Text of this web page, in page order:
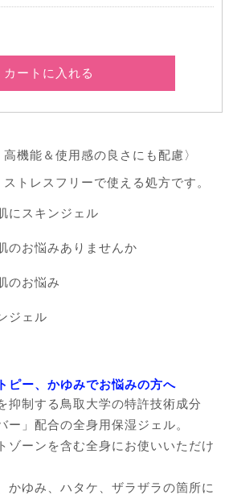
カートに入れる
高機能＆使用感の良さにも配慮〉
トレスフリーで使える処方です。
ピー、かゆみでお悩みの方へ
抑制する鳥取大学の特許技術成分
ー」配合の全身用保湿ジェル。
ゾーンを含む全身にお使いいただけ
かゆみ、ハタケ、ザラザラの箇所に